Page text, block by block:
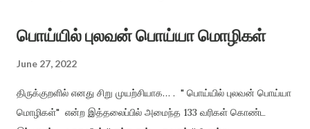
பொய்யில் புலவன் பொய்யா மொழிகள்
June 27, 2022
திருக்குறளில் எனது சிறு முயற்சியாக… . " பொய்யில் புலவன் பொய்யா
மொழிகள்" என்ற இத்தலைப்பில் அமைந்த 133 வரிகள் கொண்ட